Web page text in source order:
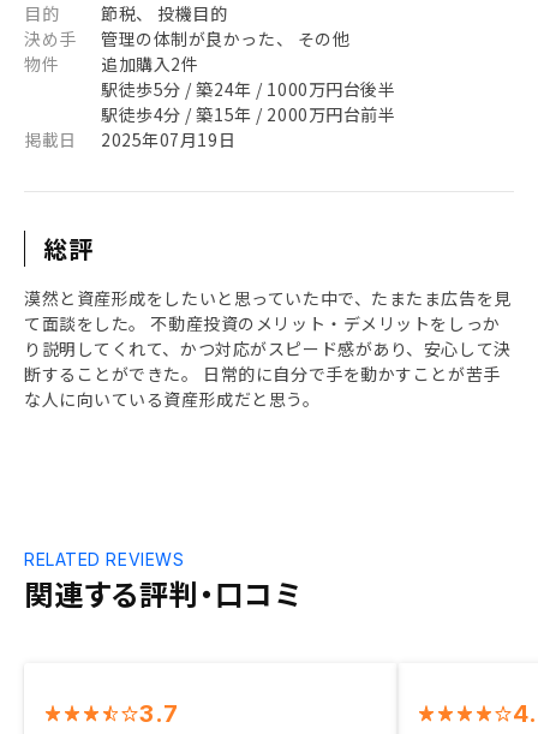
目的
節税、 投機目的
決め手
管理の体制が良かった、 その他
物件
追加購入2件
駅徒歩5分 / 築24年 / 1000万円台後半
駅徒歩4分 / 築15年 / 2000万円台前半
掲載日
2025年07月19日
総評
漠然と資産形成をしたいと思っていた中で、たまたま広告を見
て面談をした。 不動産投資のメリット・デメリットをしっか
り説明してくれて、かつ対応がスピード感があり、安心して決
断することができた。 日常的に自分で手を動かすことが苦手
な人に向いている資産形成だと思う。
関連する評判・口コミ
RELATED REVIEWS
3.7